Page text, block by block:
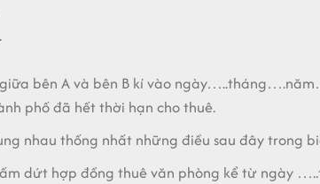
giữa bên A và bên B kí vào
phố đã hết thời hạn cho thuê.
nhau thống nhất những điều sau đây trong
dứt hợp đồng thuê văn phòng kể từ